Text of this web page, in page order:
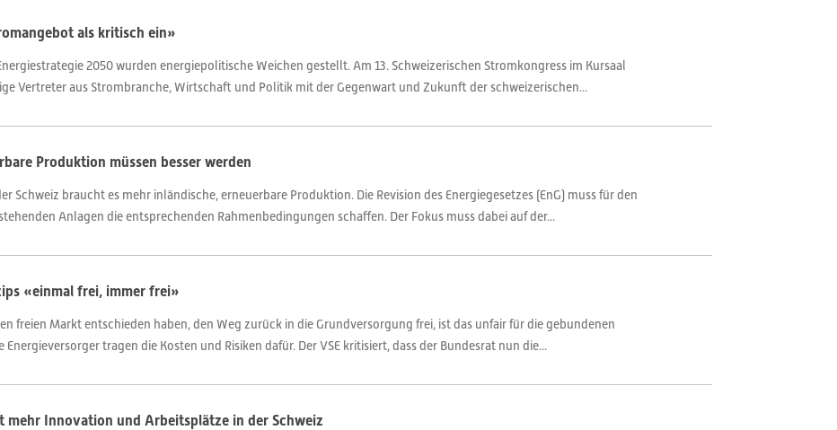
als kritisch ein»
2050 wurden energiepolitische Weichen gestellt. Am 13. Schweizerischen Stromkongress im Kursaal
Vertreter aus Strombranche, Wirtschaft und Politik mit der Gegenwart und Zukunft der schweizerischen...
Produktion müssen besser werden
Schweiz braucht es mehr inländische, erneuerbare Produktion. Die Revision des Energiegesetzes (EnG) muss für den
Anlagen die entsprechenden Rahmenbedingungen schaffen. Der Fokus muss dabei auf der...
«einmal frei, immer frei»
freien Markt entschieden haben, den Weg zurück in die Grundversorgung frei, ist das unfair für die gebundenen
tragen die Kosten und Risiken dafür. Der VSE kritisiert, dass der Bundesrat nun die...
mehr Innovation und Arbeitsplätze in der Schweiz